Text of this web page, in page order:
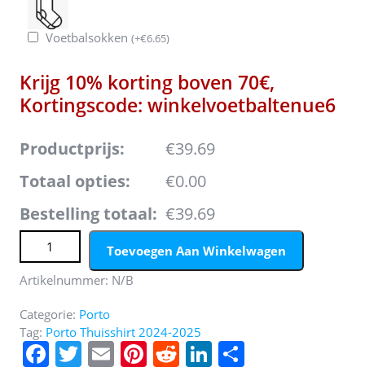
Voetbalsokken (+€6.65)
Krijg 10% korting boven 70€,
Kortingscode: winkelvoetbaltenue6
Productprijs:
€39.69
Totaal opties:
€0.00
Bestelling totaal: €39.69
Koop Porto 2024/25 Thuis tenue met korte mouwen
online aantal
Toevoegen Aan Winkelwagen
Artikelnummer: N/B
Categorie: Porto
Tag: Porto Thuisshirt 2024-2025
F T E Pi R Li